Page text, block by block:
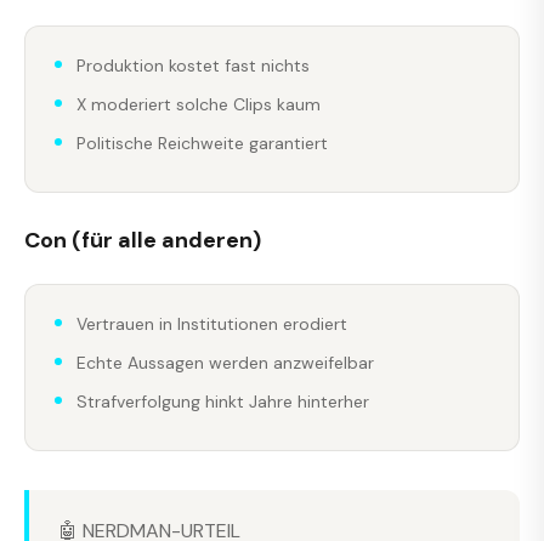
Produktion kostet fast nichts
X moderiert solche Clips kaum
Politische Reichweite garantiert
Con (für alle anderen)
Vertrauen in Institutionen erodiert
Echte Aussagen werden anzweifelbar
Strafverfolgung hinkt Jahre hinterher
🤖 NERDMAN-URTEIL